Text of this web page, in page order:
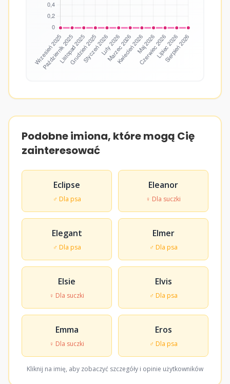
Podobne imiona, które mogą Cię
zainteresować
Eclipse
♂ Dla psa
Eleanor
♀ Dla suczki
Elegant
♂ Dla psa
Elmer
♂ Dla psa
Elsie
♀ Dla suczki
Elvis
♂ Dla psa
Emma
♀ Dla suczki
Eros
♂ Dla psa
Kliknij na imię, aby zobaczyć szczegóły i opinie użytkowników